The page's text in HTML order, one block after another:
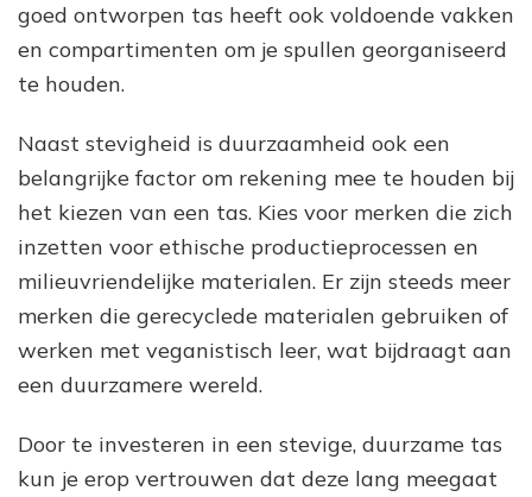
goed ontworpen tas heeft ook voldoende vakken
en compartimenten om je spullen georganiseerd
te houden.
Naast stevigheid is duurzaamheid ook een
belangrijke factor om rekening mee te houden bij
het kiezen van een tas. Kies voor merken die zich
inzetten voor ethische productieprocessen en
milieuvriendelijke materialen. Er zijn steeds meer
merken die gerecyclede materialen gebruiken of
werken met veganistisch leer, wat bijdraagt aan
een duurzamere wereld.
Door te investeren in een stevige, duurzame tas
kun je erop vertrouwen dat deze lang meegaat